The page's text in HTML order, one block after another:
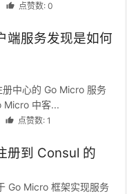
点赞数: 0
端服务发现是如何
册中心的 Go Micro 服务
Micro 中客...
点赞数: 1
册到 Consul 的
Go Micro 框架实现服务